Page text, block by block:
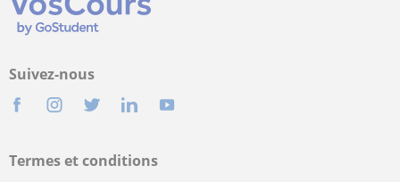
Suivez-nous
Termes et conditions